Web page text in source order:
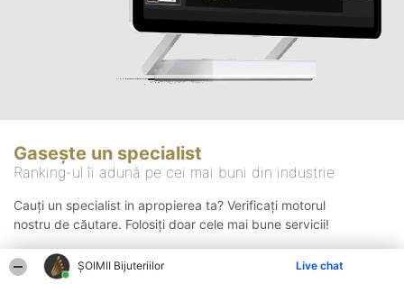
ŞOIMII Bijuteriilor Live chat
Gasește un specialist
Ranking-ul îi adună pe cei mai buni din industrie
Cauți un specialist in apropierea ta? Verificați motorul
nostru de căutare. Folosiți doar cele mai bune servicii!